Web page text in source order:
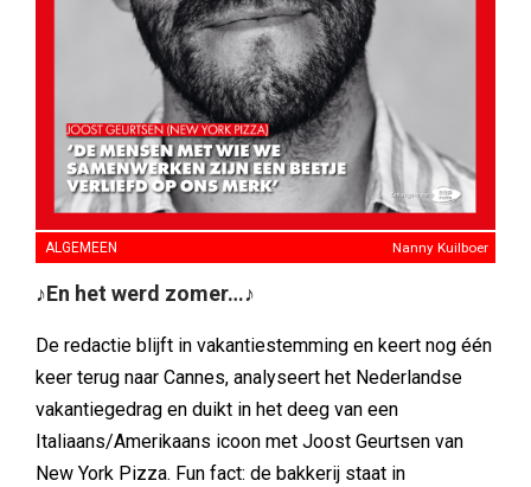
ALGEMEEN Nanny Kuilboer
♪En het werd zomer…♪
De redactie blijft in vakantiestemming en keert nog één
keer terug naar Cannes, analyseert het Nederlandse
vakantiegedrag en duikt in het deeg van een
Italiaans/Amerikaans icoon met Joost Geurtsen van
New York Pizza. Fun fact: de bakkerij staat in